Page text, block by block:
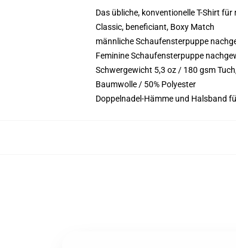
Das übliche, konventionelle T-Shirt
Classic, beneficiant, Boxy Match
männliche Schaufensterpuppe
Feminine Schaufensterpuppe
Schwergewicht 5,3 oz / 180 gsm
Baumwolle / 50% Polyester
Doppelnadel-Hämme und Halsband